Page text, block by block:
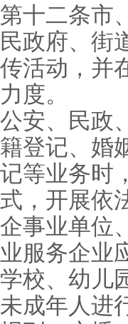
第十二条市
民政府、街
传活动，并
力度。
公安、民政
籍登记、婚
记等业务时
式，开展依
企事业单位
业服务企业
学校、幼儿
未成年人进